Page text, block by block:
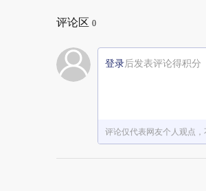
评论区 0
登录后发表评论得积分
评论仅代表网友个人观点